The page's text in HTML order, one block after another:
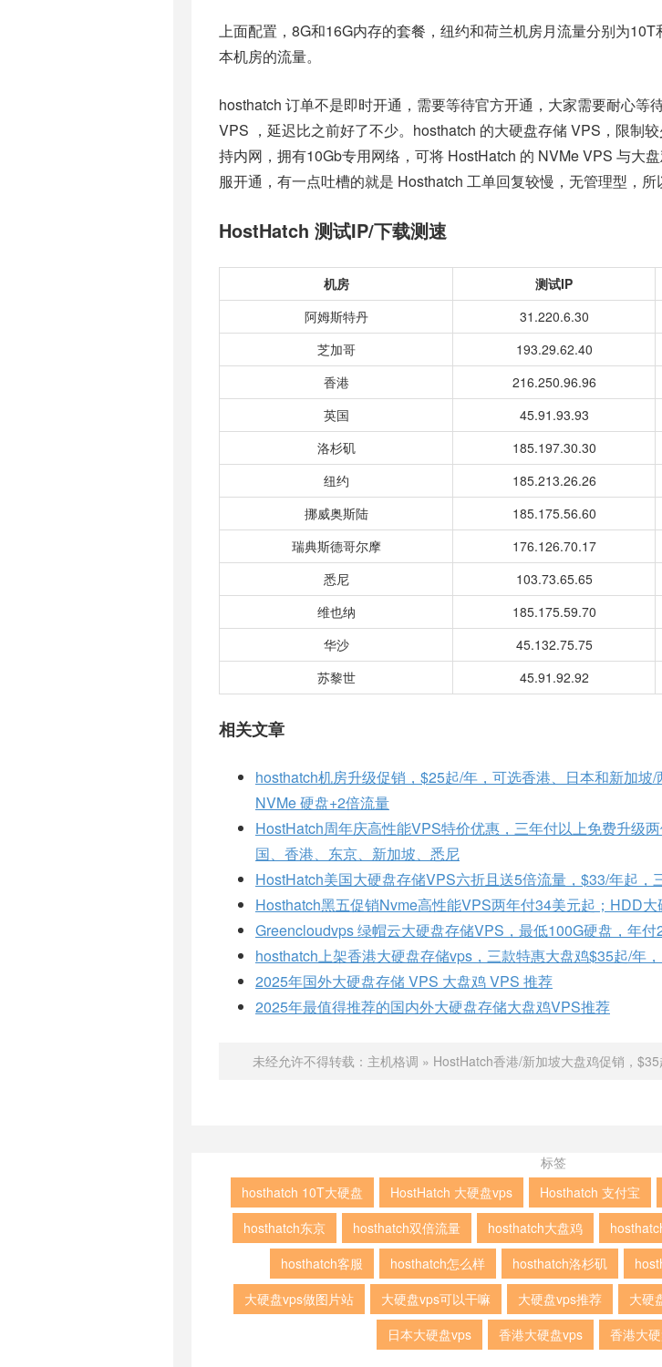
上面配置，8G和16G内存的套餐，纽约和荷兰机房月流量分别为
本机房的流量。
hosthatch 订单不是即时开通，需要等待官方开通，大家需要耐心等
VPS ，延迟比之前好了不少。hosthatch 的大硬盘存储 VPS，限制
持内网，拥有10Gb专用网络，可将 HostHatch 的 NVMe VPS 与大
服开通，有一点吐槽的就是 Hosthatch 工单回复较慢，无管理型，所
HostHatch 测试IP/下载测速
机房 测试IP
阿姆斯特丹
31.220.6.30
芝加哥
193.29.62.40
香港
216.250.96.96
英国
45.91.93.93
洛杉矶
185.197.30.30
纽约
185.213.26.26
挪威奥斯陆
185.175.56.60
瑞典斯德哥尔摩
176.126.70.17
悉尼
103.73.65.65
维也纳
185.175.59.70
华沙
45.132.75.75
苏黎世
45.91.92.92
相关文章
hosthatch机房升级促销，$25起/年，可选香港、日本和新加坡
NVMe 硬盘+2倍流量
HostHatch周年庆高性能VPS特价优惠，三年付以上免费升级
国、香港、东京、新加坡、悉尼
HostHatch美国大硬盘存储VPS六折且送5倍流量，$33/年起，
Hosthatch黑五促销Nvme高性能VPS两年付34美元起；HDD
Greencloudvps 绿帽云大硬盘存储VPS，最低100G硬盘，年付
hosthatch上架香港大硬盘存储vps，三款特惠大盘鸡$35起/年
2025年国外大硬盘存储 VPS 大盘鸡 VPS 推荐
2025年最值得推荐的国内外大硬盘存储大盘鸡VPS推荐
未经允许不得转载： 主机格调 » HostHatch香港/新加坡大盘鸡促销，
标签
hosthatch 10T大硬盘
HostHatch 大硬盘vps Hosthatch 支付宝
hosthatch东京
hosthatch双倍流量 hosthatch大盘鸡
hosthatch客服
hosthatch怎么样 hosthatch洛杉矶
大硬盘vps做图片站
大硬盘vps可以干嘛 大硬盘vps推荐 大硬
日本大硬盘vps
香港大硬盘vps 香港大